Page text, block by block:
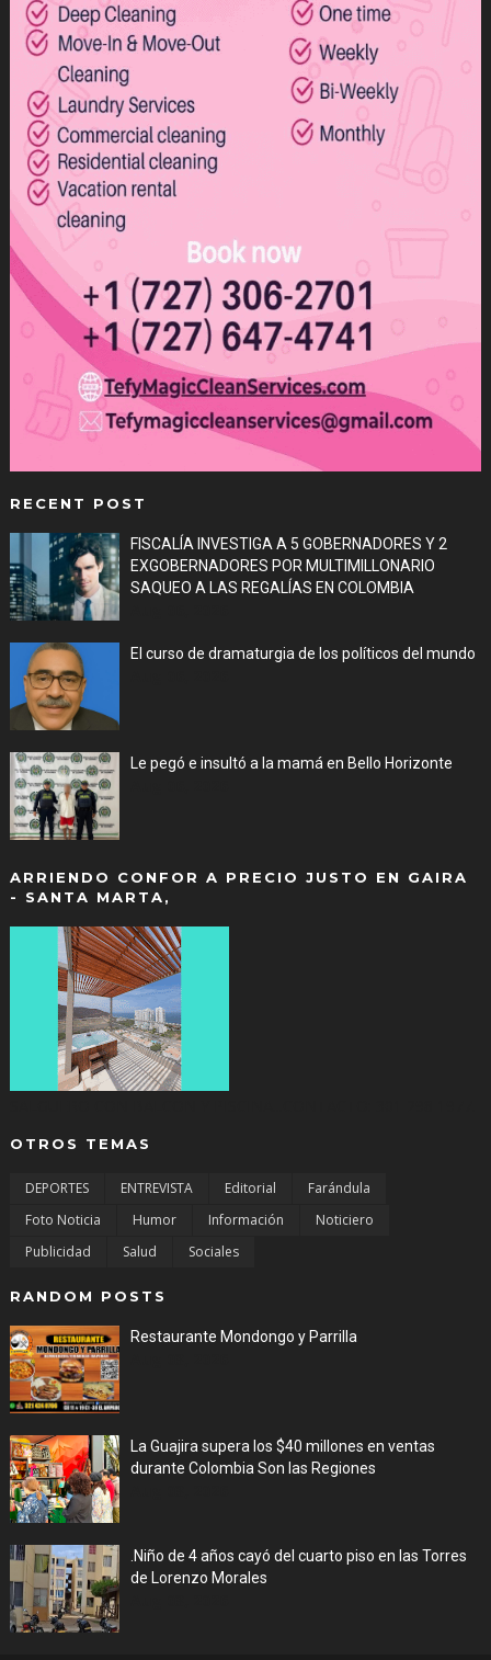
RECENT POST
FISCALÍA INVESTIGA A 5 GOBERNADORES Y 2
EXGOBERNADORES POR MULTIMILLONARIO
SAQUEO A LAS REGALÍAS EN COLOMBIA
El curso de dramaturgia de los políticos del mundo
Le pegó e insultó a la mamá en Bello Horizonte
ARRIENDO CONFOR A PRECIO JUSTO EN GAIRA
- SANTA MARTA,
OTROS TEMAS
DEPORTES ENTREVISTA Editorial
Farándula
Foto Noticia
Humor Información
Noticiero
Publicidad
Salud Sociales
RANDOM POSTS
Restaurante Mondongo y Parrilla
La Guajira supera los $40 millones en ventas
durante Colombia Son las Regiones
.Niño de 4 años cayó del cuarto piso en las Torres
de Lorenzo Morales